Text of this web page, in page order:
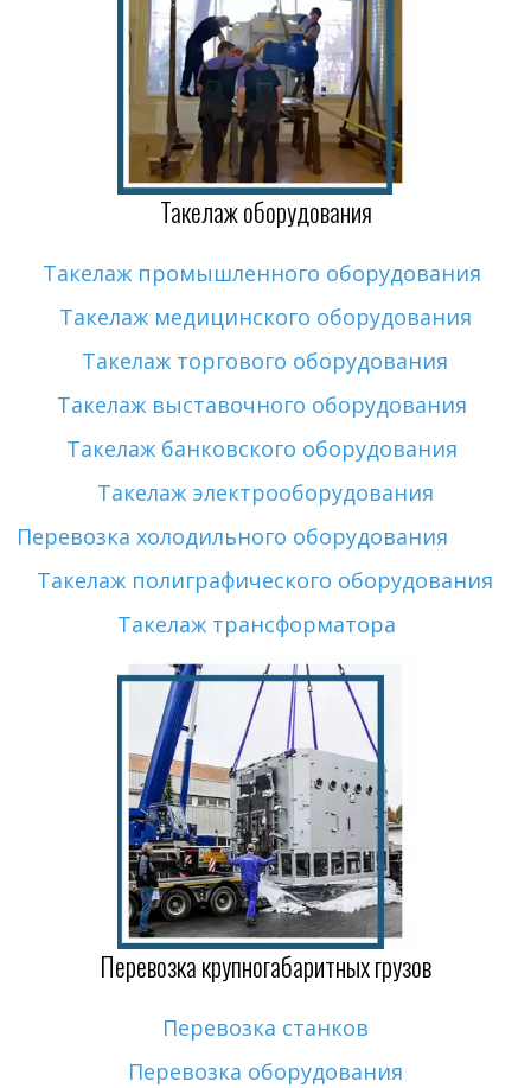
Такелаж оборудования
Такелаж промышленного оборудования
Такелаж медицинского оборудования
Такелаж торгового оборудования
Такелаж выставочного оборудования
Такелаж банковского оборудования
Такелаж электрооборудования
Перевозка холодильного оборудования
Такелаж полиграфического оборудования
Такелаж трансформатора
Перевозка крупногабаритных грузов
Перевозка станков
Перевозка оборудования